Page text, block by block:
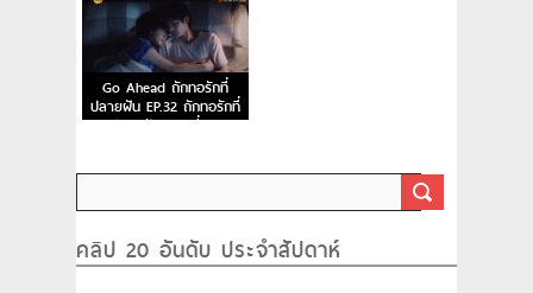
Go Ahead ถักทอรักที่
ปลายฝัน EP.32 ถักทอรักที่
ปลายฝัน ตอนที่ 32
คลิป 20 อันดับ ประจำสัปดาห์